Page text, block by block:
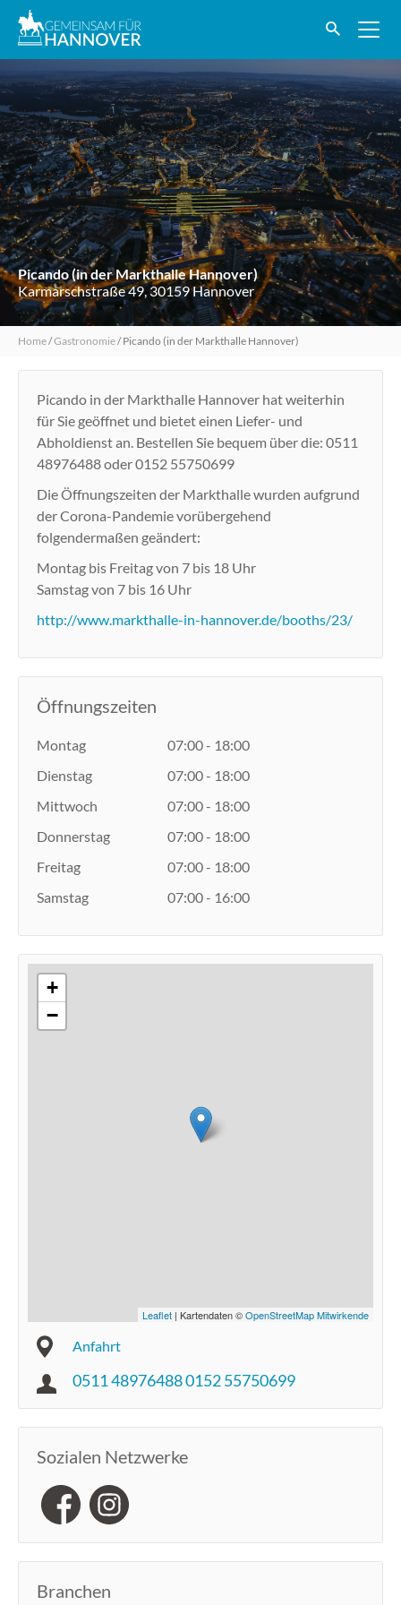
Picando (in der Markthalle Hannover)
Karmarschstraße 49, 30159 Hannover
Home/Gastronomie/Picando (in der Markthalle Hannover)
Picando in der Markthalle Hannover hat weiterhin
für Sie geöffnet und bietet einen Liefer- und
Abholdienst an. Bestellen Sie bequem über die: 0511
48976488 oder 0152 55750699
Die Öffnungszeiten der Markthalle wurden aufgrund
der Corona-Pandemie vorübergehend
folgendermaßen geändert:
Montag bis Freitag von 7 bis 18 Uhr
Samstag von 7 bis 16 Uhr
http://www.markthalle-in-hannover.de/booths/23/
Öffnungszeiten
Montag
07:00 - 18:00
Dienstag
07:00 - 18:00
Mittwoch
07:00 - 18:00
Donnerstag
07:00 - 18:00
Freitag
07:00 - 18:00
Samstag
07:00 - 16:00
+
−
Leaflet | Kartendaten ©OpenStreetMap Mitwirkende
Anfahrt
0511 48976488 0152 55750699
Sozialen Netzwerke
Branchen